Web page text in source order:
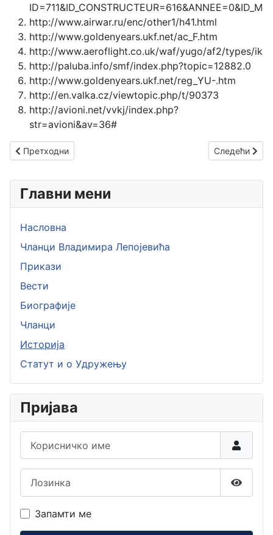
http://www.airwar.ru/enc/other1/h41.html
http://www.goldenyears.ukf.net/ac_F.htm
http://www.aeroflight.co.uk/waf/yugo/af2/types/
http://paluba.info/smf/index.php?topic=12882.0
http://www.goldenyears.ukf.net/reg_YU-.htm
http://en.valka.cz/viewtopic.php/t/90373
http://avioni.net/vvkj/index.php?
str=avioni&av=36#
Претходни чланак: Анрио HD-320
Претходни Следећи
Следећи
Главни мени
Насловна
Чланци Владимира Лепојевића
Прикази
Вести
Биографије
Чланци
Историја
Статут и о Удружењу
Пријава
Запамти ме